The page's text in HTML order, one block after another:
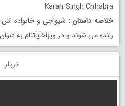
Karan Singh Chhabra
خلاصه داستان : شیواجی و خانواده اش
رانده می شوند و در ویزاخاپاتنام به
تریلر